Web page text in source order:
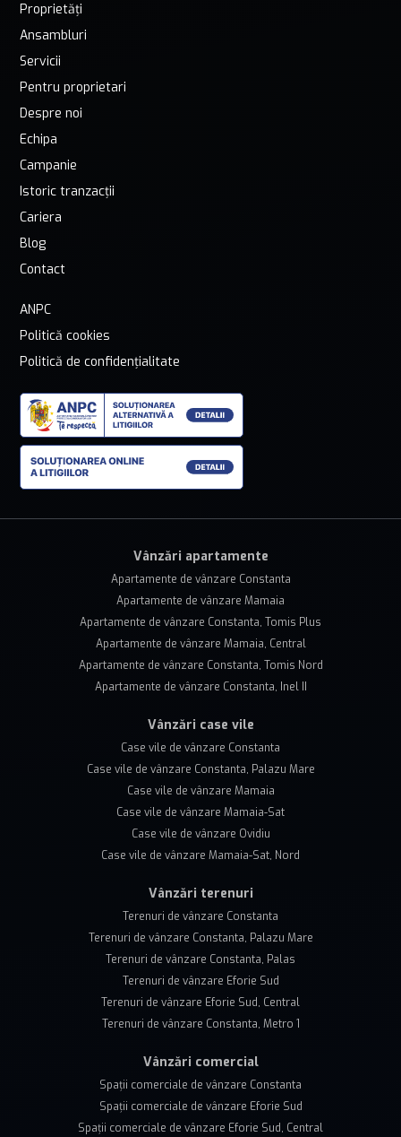
Proprietăți
Ansambluri
Servicii
Pentru proprietari
Despre noi
Echipa
Campanie
Istoric tranzacții
Cariera
Blog
Contact
ANPC
Politică cookies
Politică de confidențialitate
Vânzări apartamente
Apartamente de vânzare Constanta
Apartamente de vânzare Mamaia
Apartamente de vânzare Constanta, Tomis Plus
Apartamente de vânzare Mamaia, Central
Apartamente de vânzare Constanta, Tomis Nord
Apartamente de vânzare Constanta, Inel II
Vânzări case vile
Case vile de vânzare Constanta
Case vile de vânzare Constanta, Palazu Mare
Case vile de vânzare Mamaia
Case vile de vânzare Mamaia-Sat
Case vile de vânzare Ovidiu
Case vile de vânzare Mamaia-Sat, Nord
Vânzări terenuri
Terenuri de vânzare Constanta
Terenuri de vânzare Constanta, Palazu Mare
Terenuri de vânzare Constanta, Palas
Terenuri de vânzare Eforie Sud
Terenuri de vânzare Eforie Sud, Central
Terenuri de vânzare Constanta, Metro 1
Vânzări comercial
Spații comerciale de vânzare Constanta
Spații comerciale de vânzare Eforie Sud
Spații comerciale de vânzare Eforie Sud, Central